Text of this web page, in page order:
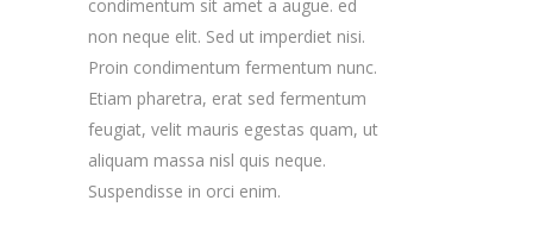
condimentum sit amet a augue. ed
non neque elit. Sed ut imperdiet nisi.
Proin condimentum fermentum nunc.
Etiam pharetra, erat sed fermentum
feugiat, velit mauris egestas quam, ut
aliquam massa nisl quis neque.
Suspendisse in orci enim.